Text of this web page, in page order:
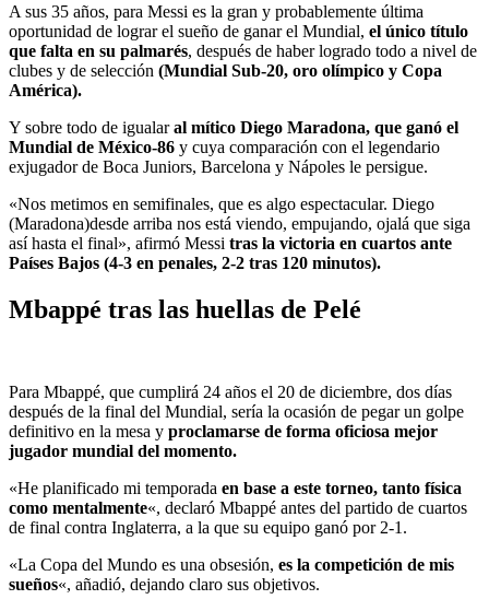
A sus 35 años, para Messi es la gran y probablemente última
oportunidad de lograr el sueño de ganar el Mundial, el único título
que falta en su palmarés, después de haber logrado todo a nivel de
clubes y de selección (Mundial Sub-20, oro olímpico y Copa
América).
Y sobre todo de igualaral mítico Diego Maradona, que ganó el
Mundial de México-86 y cuya comparación con el legendario
exjugador de Boca Juniors, Barcelona y Nápoles le persigue.
«Nos metimos en semifinales, que es algo espectacular. Diego
(Maradona)desde arriba nos está viendo, empujando, ojalá que siga
así hasta el final», afirmó Messi tras la victoria en cuartos ante
Países Bajos (4-3 en penales, 2-2 tras 120 minutos).
Mbappé tras las huellas de Pelé
Para Mbappé, que cumplirá 24 años el 20 de diciembre, dos días
después de la final del Mundial, sería la ocasión de pegar un golpe
definitivo en la mesa y proclamarse de forma oficiosa mejor
jugador mundial del momento.
«He planificado mi temporada en base a este torneo, tanto física
como mentalmente«, declaró Mbappé antes del partido de cuartos
de final contra Inglaterra, a la que su equipo ganó por 2-1.
«La Copa del Mundo es una obsesión, es la competición de mis
sueños«, añadió, dejando claro sus objetivos.